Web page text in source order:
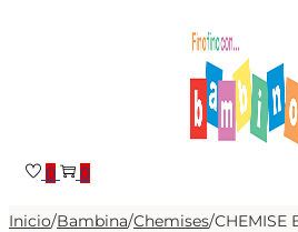
0 0
Inicio/Bambina/Chemises/CHEMISE